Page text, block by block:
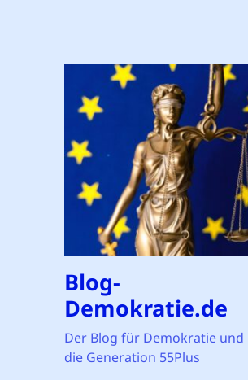
Blog-
Demokratie.de
Der Blog für Demokratie und
die Generation 55Plus